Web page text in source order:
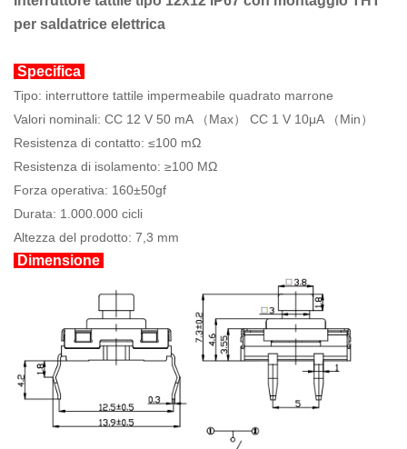
per saldatrice elettrica
Specifica
Tipo: interruttore tattile impermeabile quadrato marrone
Valori nominali: CC 12 V 50 mA （Max） CC 1 V 10μA （Min）
Resistenza di contatto: ≤100 mΩ
Resistenza di isolamento: ≥100 MΩ
Forza operativa: 160±50gf
Durata: 1.000.000 cicli
Altezza del prodotto: 7,3 mm
Dimensione